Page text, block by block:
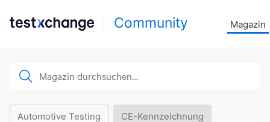
Community Magazin
Automotive Testing CE-Kennzeichnung